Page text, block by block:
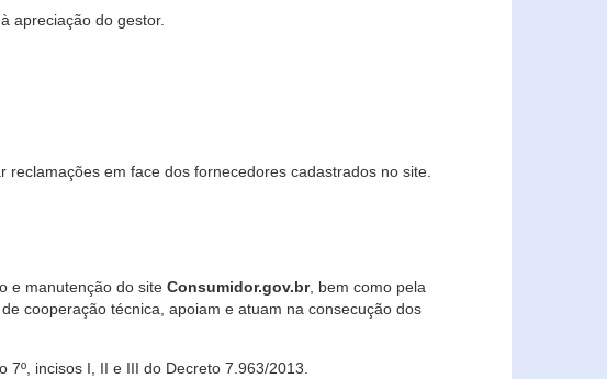
apreciação do gestor.
em face dos fornecedores cadastrados no site.
e manutenção do site Consumidor.gov.br, bem como pela
cooperação técnica, apoiam e atuam na consecução dos
incisos I, II e III do Decreto 7.963/2013.